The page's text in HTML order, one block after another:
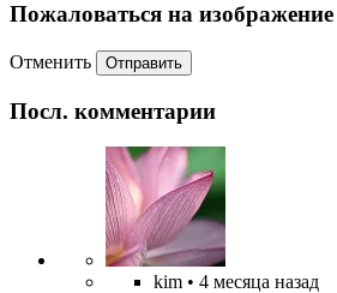
Пожаловаться на изображение
Отменить Отправить
Посл. комментарии
kim • 4 месяца назад